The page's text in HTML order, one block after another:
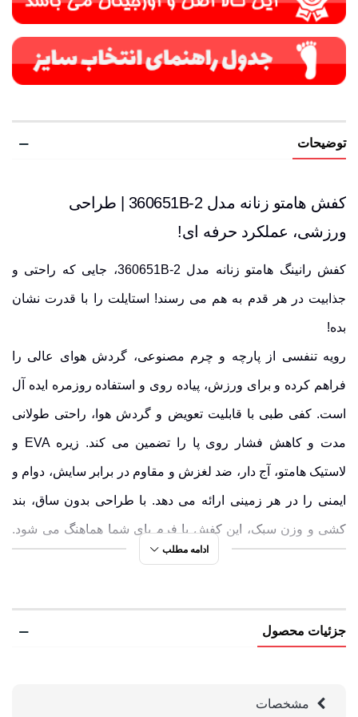
توضیحات
کفش هامتو زنانه مدل 360651B-2 | طراحی
ورزشی، عملکرد حرفه ای!
کفش رانینگ هامتو زنانه مدل 360651B-2، جایی که راحتی و
جذابیت در هر قدم به هم می رسند! استایلت را با قدرت نشان
بده!
رویه تنفسی از پارچه و چرم مصنوعی، گردش هوای عالی را
فراهم کرده و برای ورزش، پیاده روی و استفاده روزمره ایده آل
است.کفی طبی با قابلیت تعویض و گردش هوا، راحتی طولانی
مدت و کاهش فشار روی پا را تضمین می کند. زیره EVA و
لاستیک هامتو، آج دار ، ضد لغزش و مقاوم در برابر سایش، دوام و
ایمنی را در هر زمینی ارائه می دهد. با طراحی بدون ساق، بند
کشی و وزن سبک، این کفش با فرم پای شما هماهنگ می شود.
فرصت را از دست ندهید و این شاهکار را به سبد خریدتان اضافه
برای روزهای گرم و مسیرهای پرانرژی، هر قدم فرصتی برای
ادامه مطلب
جزئیات محصول
مشخصات